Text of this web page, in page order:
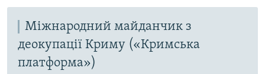
Міжнародний майданчик з
деокупації Криму («Кримська
платформа»)